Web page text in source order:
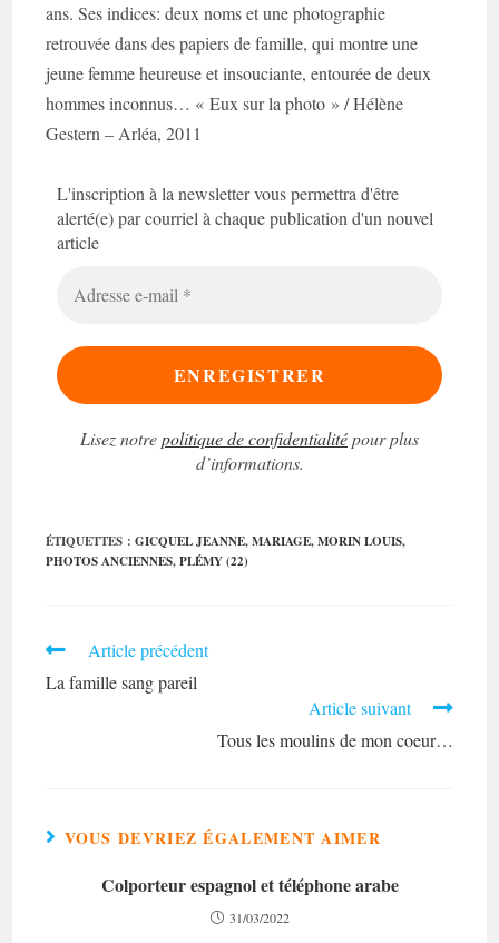
ans. Ses indices: deux noms et une photographie
retrouvée dans des papiers de famille, qui montre une
jeune femme heureuse et insouciante, entourée de deux
hommes inconnus… « Eux sur la photo » / Hélène
Gestern – Arléa, 2011
L'inscription à la newsletter vous permettra d'être
alerté(e) par courriel à chaque publication d'un nouvel
article
Lisez notrepolitique de confidentialitépour plus
d’informations.
ÉTIQUETTES :GICQUEL JEANNE, MARIAGE, MORIN LOUIS,
PHOTOS ANCIENNES, PLÉMY (22)
Read
articles
Article précédent
La famille sang pareil
Article suivant
Tous les moulins de mon coeur…
VOUS DEVRIEZ ÉGALEMENT AIMER
Colporteur espagnol et téléphone arabe
31/03/2022